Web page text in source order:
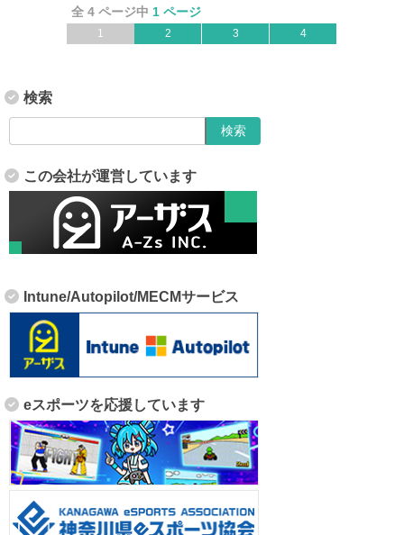
全 4 ページ中 1 ページ
1 2 3 4
検索
この会社が運営しています
Intune/Autopilot/MECMサービス
eスポーツを応援しています